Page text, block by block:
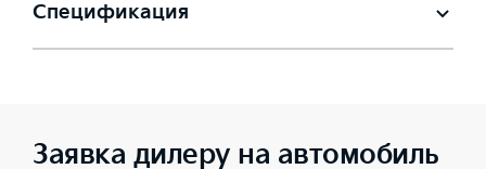
Спецификация
Заявка дилеру на автомобиль